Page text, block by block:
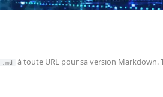
.md à toute URL pour sa version Markdown.